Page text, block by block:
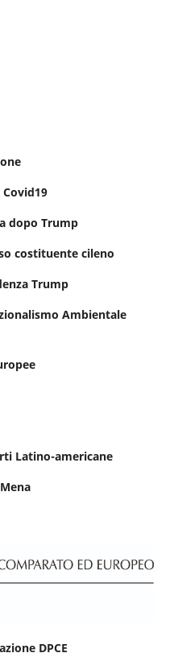
dopo Trump
costituente cileno
Trump
Ambientale
Latino-americane
DPCE